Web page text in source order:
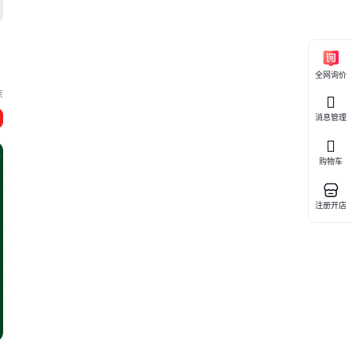
全网询价
消息管理
购物车
注册开店